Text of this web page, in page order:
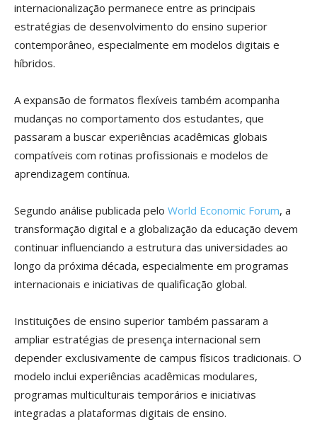
internacionalização permanece entre as principais
estratégias de desenvolvimento do ensino superior
contemporâneo, especialmente em modelos digitais e
híbridos.
A expansão de formatos flexíveis também acompanha
mudanças no comportamento dos estudantes, que
passaram a buscar experiências acadêmicas globais
compatíveis com rotinas profissionais e modelos de
aprendizagem contínua.
Segundo análise publicada pelo World Economic Forum, a
transformação digital e a globalização da educação devem
continuar influenciando a estrutura das universidades ao
longo da próxima década, especialmente em programas
internacionais e iniciativas de qualificação global.
Instituições de ensino superior também passaram a
ampliar estratégias de presença internacional sem
depender exclusivamente de campus físicos tradicionais. O
modelo inclui experiências acadêmicas modulares,
programas multiculturais temporários e iniciativas
integradas a plataformas digitais de ensino.